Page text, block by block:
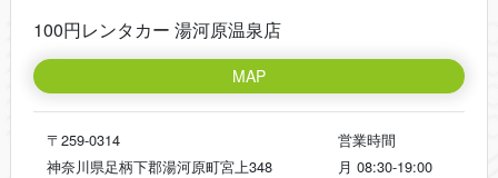
100円レンタカー 湯河原温泉店
MAP
〒259-0314
神奈川県足柄下郡湯河原町宮上348
営業時間
月 08:30-19:00